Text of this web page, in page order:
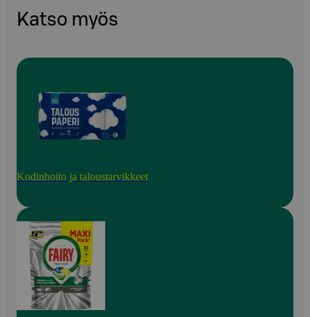
Katso myös
Kodinhoito ja taloustarvikkeet